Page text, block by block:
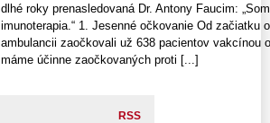
dlhé roky prenasledovaná Dr. Antony Faucim:
imunoterapia.“ 1. Jesenné očkovanie Od začiatku
ambulancii zaočkovali už 638 pacientov vakcínou
máme účinne zaočkovaných proti [...]
RSS